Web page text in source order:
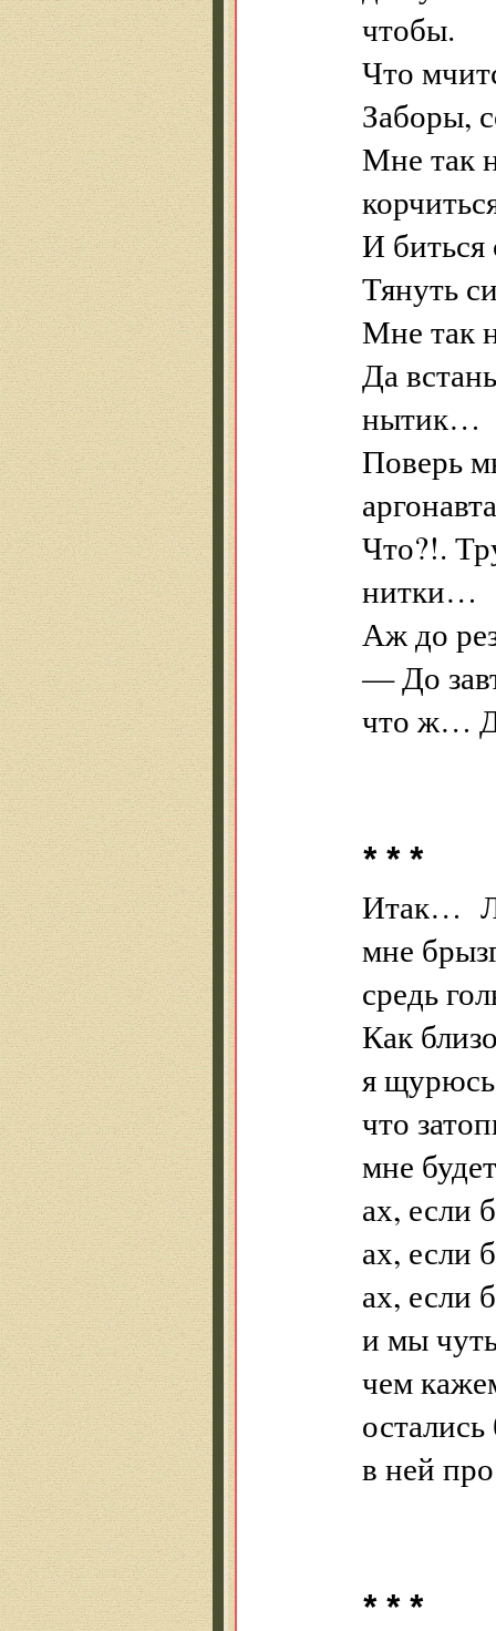
чтобы.
Что
Заборы,
Мне так
И биться
Тянуть
Мне так
Да
нытик…
Поверь
Что?!.
нитки…
Аж до
— До
что ж…
* * *
Итак…
мне
средь
Как
я
что
мне
ах, если
ах, если
ах, если
и мы
чем
в ней
* * *